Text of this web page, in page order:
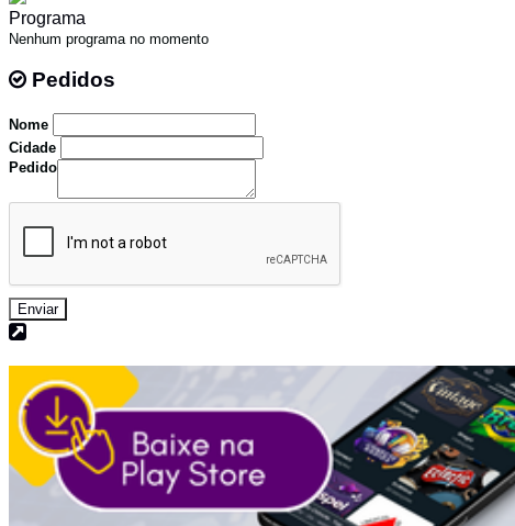
Programa
Nenhum programa no momento
Pedidos
Nome
Cidade
Pedido
Enviar